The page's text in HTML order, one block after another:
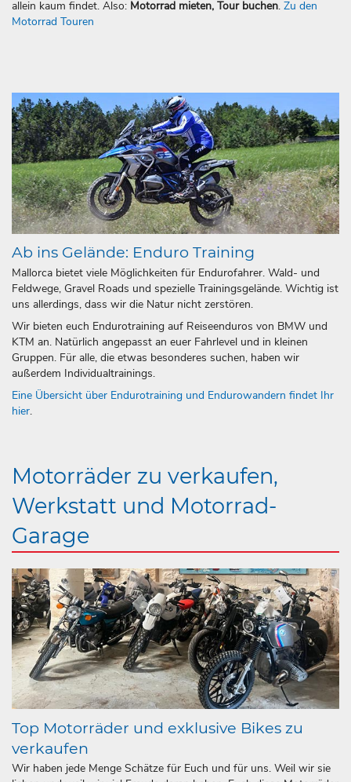
allein kaum findet. Also: Motorrad mieten, Tour buchen. Zu den
Motorrad Touren
Ab ins Gelände: Enduro Training
Mallorca bietet viele Möglichkeiten für Endurofahrer. Wald- und
Feldwege, Gravel Roads und spezielle Trainingsgelände. Wichtig ist
uns allerdings, dass wir die Natur nicht zerstören.
Wir bieten euch Endurotraining auf Reiseenduros von BMW und
KTM an. Natürlich angepasst an euer Fahrlevel und in kleinen
Gruppen. Für alle, die etwas besonderes suchen, haben wir
außerdem Individualtrainings.
Eine Übersicht über Endurotraining und Endurowandern findet Ihr
hier.
Motorräder zu verkaufen,
Werkstatt und Motorrad-
Garage
Top Motorräder und exklusive Bikes zu
verkaufen
Wir haben jede Menge Schätze für Euch und für uns. Weil wir sie